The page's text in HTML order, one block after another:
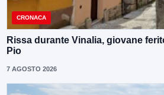
CRONACA
Rissa durante Vinalia, giovane
Pio
7 AGOSTO 2026